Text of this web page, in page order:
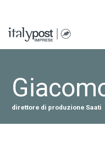
direttore di produzione Saati